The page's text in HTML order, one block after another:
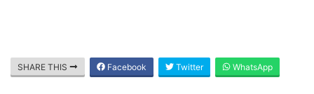
SHARE THIS Facebook Twitter WhatsApp